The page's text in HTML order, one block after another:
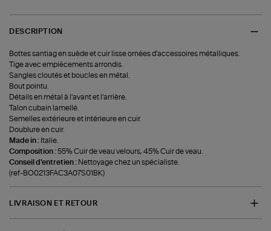
DESCRIPTION
Bottes santiag en suède et cuir lisse ornées d'accessoires métalliques.
Tige avec empiècements arrondis.
Sangles cloutés et boucles en métal.
Bout pointu.
Détails en métal à l'avant et l'arrière.
Talon cubain lamellé.
Semelles extérieure et intérieure en cuir.
Doublure en cuir.
Made in : Italie.
Composition :55% Cuir de veau velours, 45% Cuir de veau.
Conseil d'entretien : Nettoyage chez un spécialiste.
(ref-BO0213FAC3A07S01BK)
LIVRAISON ET RETOUR